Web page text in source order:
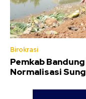
Birokrasi
Pemkab
Normalisasi